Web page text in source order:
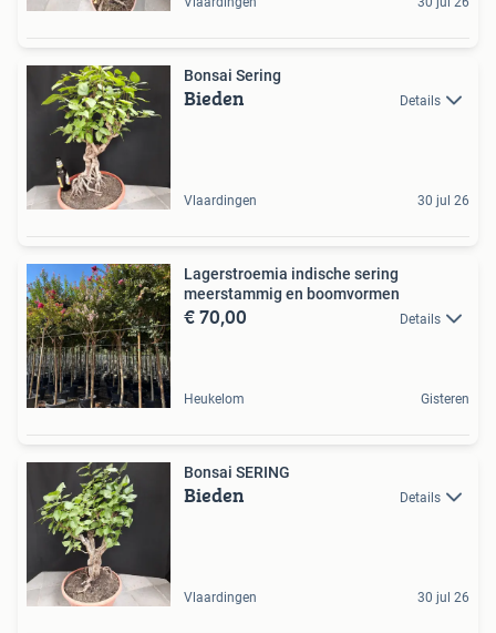
Bonsai Sering
Bieden Details
Vlaardingen 30 jul 26
Lagerstroemia indische sering
meerstammig en boomvormen
€ 70,00 Details
Heukelom Gisteren
Bonsai SERING
Bieden Details
Vlaardingen 30 jul 26